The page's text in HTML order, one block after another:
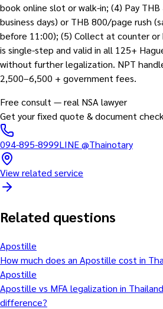
book online slot or walk-in; (4) Pay
business days) or THB 800/page rush
before 11:00); (5) Collect at counter or
is single-step and valid in all 125+
without further legalization. NPT
2,500–6,500 + government fees.
Free consult — real NSA lawyer
Get your fixed quote & document check
094-895-8999LINE@Thainotary
View related service
Related questions
Apostille
How much does an Apostille cost in
Apostille
Apostille vs MFA legalization in
difference?